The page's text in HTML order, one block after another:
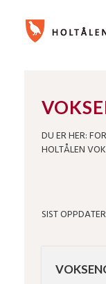
DU ER HER:
HOLTÅLEN
SIST